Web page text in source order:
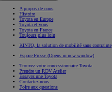
A propos de nous
Histoire
Toyota en Europe
Toyota et vous
Toyota en France
Toujours plus loin
KINTO, la solution de mobilité sans contrainte
Espace Presse (Opens in new window)
Trouvez votre concessionnaire Toyota
Prendre un RDV Atelier
Essayez une Toyota
Contactez-nous
Foire aux questions